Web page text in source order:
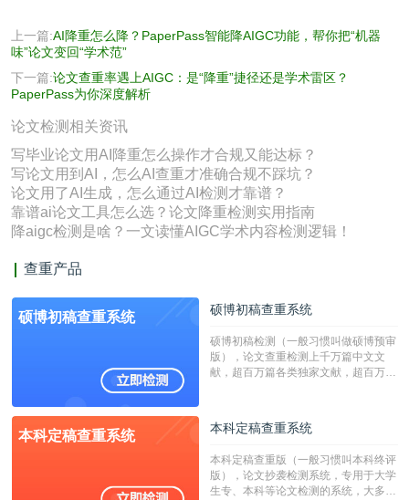
上一篇:AI降重怎么降？PaperPass智能降AIGC功能，帮你把“机器
味”论文变回“学术范”
下一篇:论文查重率遇上AIGC：是“降重”捷径还是学术雷区？
PaperPass为你深度解析
论文检测相关资讯
写毕业论文用AI降重怎么操作才合规又能达标？
写论文用到AI，怎么AI查重才准确合规不踩坑？
论文用了AI生成，怎么通过AI检测才靠谱？
靠谱ai论文工具怎么选？论文降重检测实用指南
降aigc检测是啥？一文读懂AIGC学术内容检测逻辑！
查重产品
硕博初稿查重系统 硕博初稿查重系统
硕博初稿检测（一般习惯叫做硕博预审
版），论文查重检测上千万篇中文文
献，超百万篇各类独家文献，超百万港
校用来检测硕博论文的系统，检测范围
广，数据来源真实，检测算法合理!本
字符数30万）
本科定稿查重系统 本科定稿查重系统
本科定稿查重版（一般习惯叫本科终评
版），论文抄袭检测系统，专用于大学
生专、本科等论文检测的系统，大多数